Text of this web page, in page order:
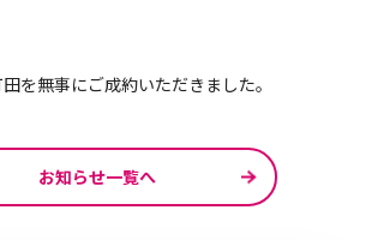
を無事にご成約いただきました。
お知らせ一覧へ